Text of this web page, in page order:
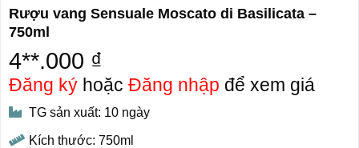
Rượu vang Sensuale Moscato di Basilicata –
750ml
4**.000 ₫
Đăng kýhoặc Đăng nhập để xem giá
TG sản xuất: 10 ngày
Kích thước: 750ml